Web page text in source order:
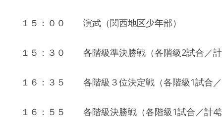
１５：００ 演武（関西地区少年部）
１５：３０ 各階級準決勝戦（各階級2試合／
１６：３５ 各階級３位決定戦（各階級1試合
１６：５５ 各階級決勝戦（各階級1試合／計4